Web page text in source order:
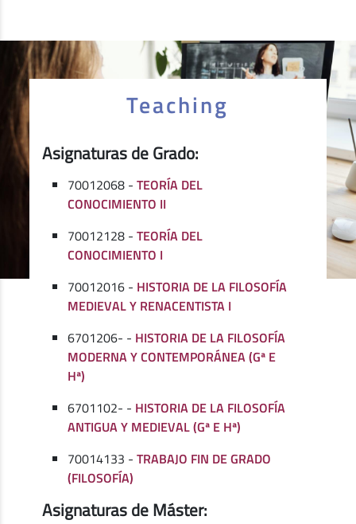
Teaching
Asignaturas de Grado:
70012068 -TEORÍA DEL
CONOCIMIENTO II
70012128 -TEORÍA DEL
CONOCIMIENTO I
70012016 - HISTORIA DE LA FILOSOFÍA
MEDIEVAL Y RENACENTISTA I
6701206- - HISTORIA DE LA FILOSOFÍA
MODERNA Y CONTEMPORÁNEA (Gª E
Hª)
6701102- - HISTORIA DE LA FILOSOFÍA
ANTIGUA Y MEDIEVAL (Gª E Hª)
70014133 -TRABAJO FIN DE GRADO
(FILOSOFÍA)
Asignaturas de Máster: